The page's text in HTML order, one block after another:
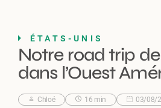
ÉTATS-UNIS
Notre road trip
dans l’Ouest
Chloé 16 min 03/08/